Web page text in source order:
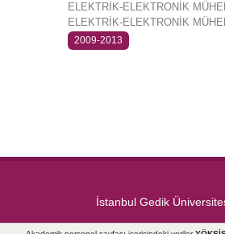
ELEKTRİK-ELEKTRONİK
ELEKTRİK-ELEKTRONİK
2009-2013
İstanbul Gedik